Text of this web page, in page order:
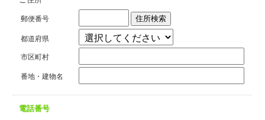
郵便番号 住所検索
都道府県
市区町村
番地・建物名
電話番号